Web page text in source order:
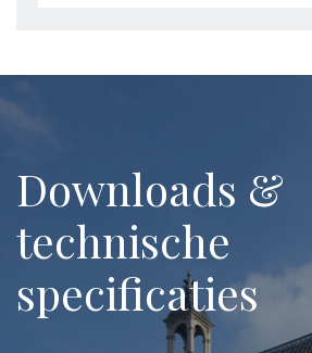
Downloads &
technische
specificaties